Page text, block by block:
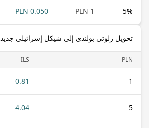
5%
1 PLN
0.050 PLN
تحويل زلوتي بولندي إلى شيكل إسرائيلي جديد
PLN
ILS
1
0.81
5
4.04